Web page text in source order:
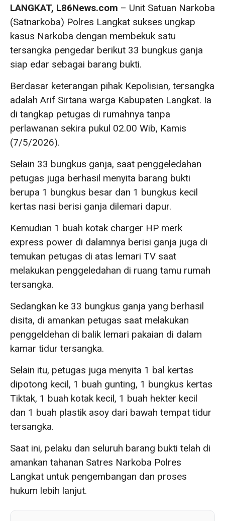
‎LANGKAT, L86News.com – Unit Satuan Narkoba
(Satnarkoba) Polres Langkat sukses ungkap
kasus Narkoba dengan membekuk satu
tersangka pengedar berikut 33 bungkus ganja
siap edar sebagai barang bukti.
Berdasar keterangan pihak Kepolisian, tersangka
adalah Arif Sirtana warga Kabupaten Langkat. Ia
di tangkap petugas di rumahnya tanpa
perlawanan sekira pukul 02.00 Wib, Kamis
(7/5/2026).
Selain 33 bungkus ganja, saat penggeledahan
petugas juga berhasil menyita barang bukti
berupa 1 bungkus besar dan 1 bungkus kecil
kertas nasi berisi ganja dilemari dapur.
Kemudian 1 buah kotak charger HP merk
express power di dalamnya berisi ganja juga di
temukan petugas di atas lemari TV saat
melakukan penggeledahan di ruang tamu rumah
tersangka.
Sedangkan ke 33 bungkus ganja yang berhasil
disita, di amankan petugas saat melakukan
penggeldehan di balik lemari pakaian di dalam
kamar tidur tersangka.
Selain itu, petugas juga menyita 1 bal kertas
dipotong kecil, 1 buah gunting, 1 bungkus kertas
Tiktak, 1 buah kotak kecil, 1 buah hekter kecil
dan 1 buah plastik asoy dari bawah tempat tidur
tersangka.
Saat ini, pelaku dan seluruh barang bukti telah di
amankan tahanan Satres Narkoba Polres
Langkat untuk pengembangan dan proses
hukum lebih lanjut.